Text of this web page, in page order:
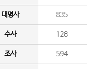
대명사 835
수사 128
조사 594